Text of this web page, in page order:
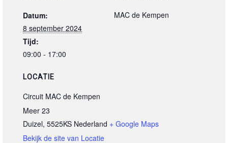
Datum:
8 september 2024
Tijd:
09:00 - 17:00
LOCATIE
Circuit MAC de Kempen
Meer 23
Duizel, 5525KS Nederland + Google Maps
Bekijk de site van Locatie
MAC de Kempen